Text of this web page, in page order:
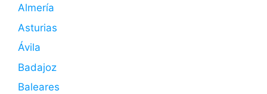
Almería
Asturias
Ávila
Badajoz
Baleares